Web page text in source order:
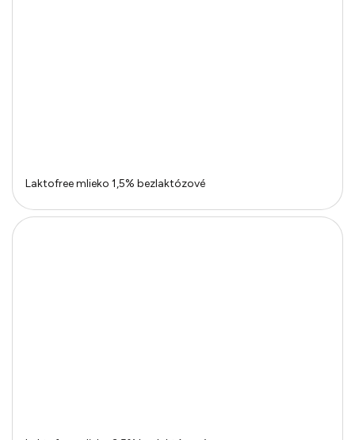
Laktofree mlieko 1,5% bezlaktózové